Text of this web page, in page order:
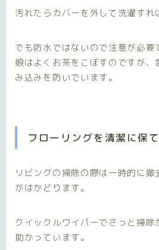
汚れたらカバーを外して洗濯すれ
でも防水ではないので注意が必要
娘はよくお茶をこぼすのですが
み込みを防いでいます。
フローリングを清潔に保
リビングの掃除の際は一時的に
がはかどります。
クイックルワイパーでさっと掃除
助かっています。